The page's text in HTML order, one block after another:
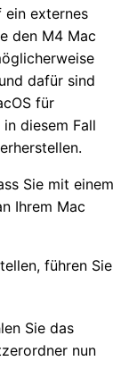
ist
einiger
ein externes
den M4 Mac
dafür sind
für
diesem Fall
Sie mit einem
Ihrem Mac
führen Sie
Sie das
nun